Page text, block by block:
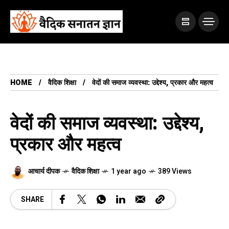
HOME वैदिक शिक्षा वेदों की समाज व्यवस्था: उद्देश्य, प्रकार और महत्व
वेदों की समाज व्यवस्था: उद्देश्य,
प्रकार और महत्व
आचार्य दीपक वैदिक शिक्षा 1 year ago 389 Views
SHARE